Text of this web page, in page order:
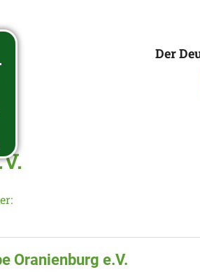
Der
Oranienburg e.V.